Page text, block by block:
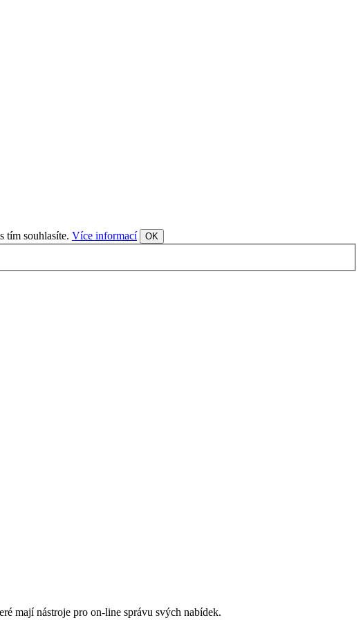
tím souhlasíte. Více informací OK
mají nástroje pro on-line správu svých nabídek.